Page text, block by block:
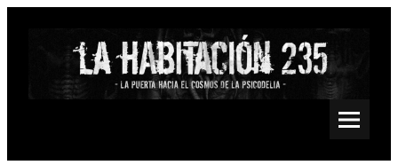
Saltar
Psychedelic, Stoner, Doom, Sludge, Fuzz, Space, Drone